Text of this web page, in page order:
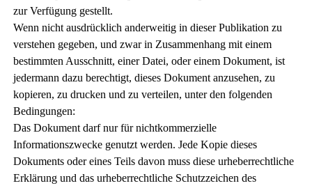
zur Verfügung gestellt.
Wenn nicht ausdrücklich anderweitig in dieser Publikation zu
verstehen gegeben, und zwar in Zusammenhang mit einem
bestimmten Ausschnitt, einer Datei, oder einem Dokument, ist
jedermann dazu berechtigt, dieses Dokument anzusehen, zu
kopieren, zu drucken und zu verteilen, unter den folgenden
Bedingungen:
Das Dokument darf nur für nichtkommerzielle
Informationszwecke genutzt werden. Jede Kopie dieses
Dokuments oder eines Teils davon muss diese urheberrechtliche
Erklärung und das urheberrechtliche Schutzzeichen des